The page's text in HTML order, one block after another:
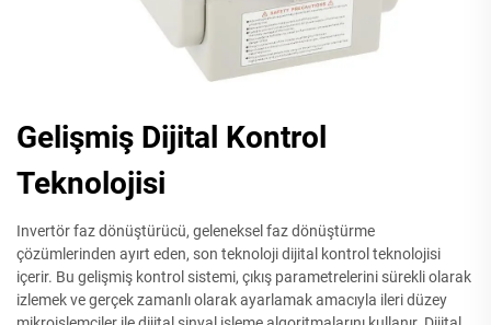
Gelişmiş Dijital Kontrol
Teknolojisi
Invertör faz dönüştürücü, geleneksel faz dönüştürme
çözümlerinden ayırt eden, son teknoloji dijital kontrol teknolojisi
içerir. Bu gelişmiş kontrol sistemi, çıkış parametrelerini sürekli olarak
izlemek ve gerçek zamanlı olarak ayarlamak amacıyla ileri düzey